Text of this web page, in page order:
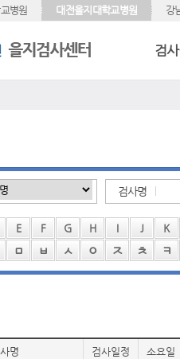
병원 대전을지대학교병원 강
검
검사명
E F G H I J K
ㅁ ㅂ ㅅ ㅇ ㅈ ㅊ ㅋ
명 검사일정 소요일